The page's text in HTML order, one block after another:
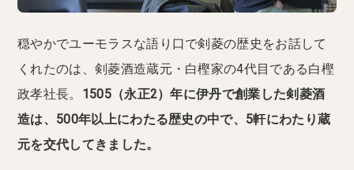
穏やかでユーモラスな語り口で剣菱の歴史をお話して
くれたのは、剣菱酒造蔵元・白樫家の4代目である白樫
政孝社長。 1505（永正2）年に伊丹で創業した剣菱酒
造は、500年以上にわたる歴史の中で、5軒にわたり蔵
元を交代してきました。